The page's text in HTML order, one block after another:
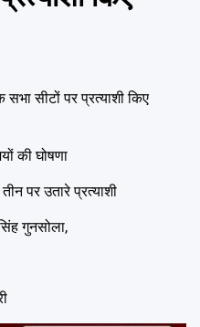
सीटों पर प्रत्याशी किए
की घोषणा
पर उतारे प्रत्याशी
गुनसोला,